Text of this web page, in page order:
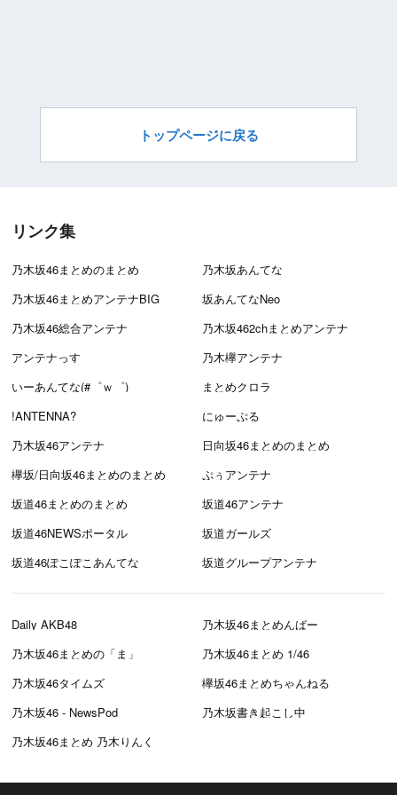
トップページに戻る
リンク集
乃木坂46まとめのまとめ
乃木坂あんてな
乃木坂46まとめアンテナBIG
坂あんてなNeo
乃木坂46総合アンテナ
乃木坂462chまとめアンテナ
アンテナっす
乃木欅アンテナ
いーあんてな(#゜ｗ゜)
まとめクロラ
!ANTENNA?
にゅーぷる
乃木坂46アンテナ
日向坂46まとめのまとめ
欅坂/日向坂46まとめのまとめ
ぷぅアンテナ
坂道46まとめのまとめ
坂道46アンテナ
坂道46NEWSポータル
坂道ガールズ
坂道46ぽこぽこあんてな
坂道グループアンテナ
Daily AKB48
乃木坂46まとめんばー
乃木坂46まとめの「ま」
乃木坂46まとめ 1/46
乃木坂46タイムズ
欅坂46まとめちゃんねる
乃木坂46 - NewsPod
乃木坂書き起こし中
乃木坂46まとめ 乃木りんく